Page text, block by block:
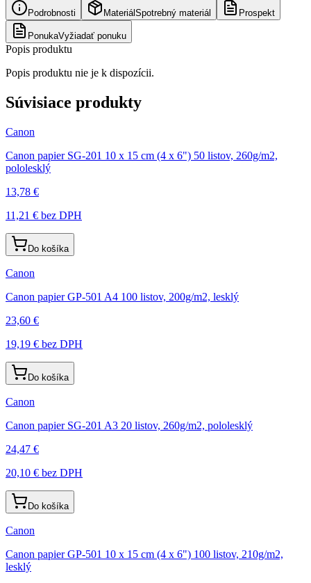
Podrobnosti Materiál Spotrebný materiál Prospekt
PonukaVyžiadať ponuku
Popis produktu
Popis produktu nie je k dispozícii.
Súvisiace produkty
Canon
Canon papier SG-201 10 x 15 cm (4 x 6") 50 listov, 260g/m2,
pololesklý
13,78 €
11,21 € bez DPH
Do košíka
Canon
Canon papier GP-501 A4 100 listov, 200g/m2, lesklý
23,60 €
19,19 € bez DPH
Do košíka
Canon
Canon papier SG-201 A3 20 listov, 260g/m2, pololesklý
24,47 €
20,10 € bez DPH
Do košíka
Canon
Canon papier GP-501 10 x 15 cm (4 x 6") 100 listov, 210g/m2,
lesklý